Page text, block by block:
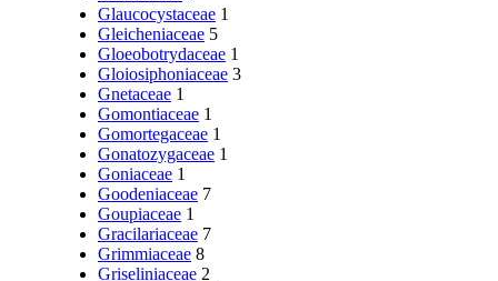
Glaucocystaceae 1
Gleicheniaceae 5
Gloeobotrydaceae 1
Gloiosiphoniaceae 3
Gnetaceae 1
Gomontiaceae 1
Gomortegaceae 1
Gonatozygaceae 1
Goniaceae 1
Goodeniaceae 7
Goupiaceae 1
Gracilariaceae 7
Grimmiaceae 8
Griseliniaceae 2